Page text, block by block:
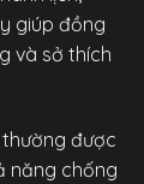
giúp đồng
và sở thích
được
năng chống